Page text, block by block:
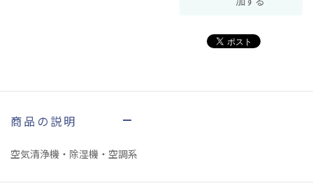
商品の説明
空気清浄機・除湿機・空調系